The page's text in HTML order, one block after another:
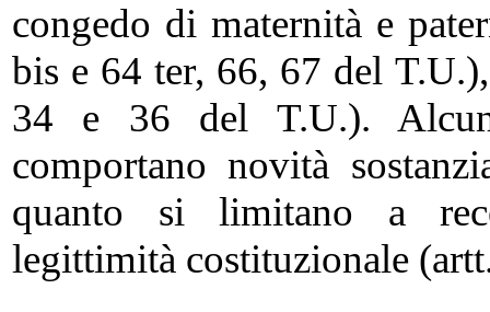
congedo di maternità e
bis e 64 ter, 66, 67 del
34 e 36 del T.U.).
comportano novità
quanto si limitano a
legittimità costituzionale